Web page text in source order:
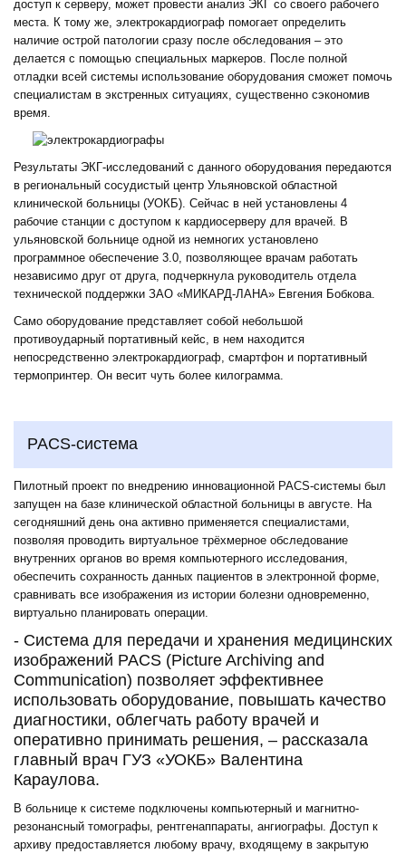
доступ к серверу, может провести анализ ЭКГ со своего рабочего
места. К тому же, электрокардиограф помогает определить
наличие острой патологии сразу после обследования – это
делается с помощью специальных маркеров. После полной
отладки всей системы использование оборудования сможет помочь
специалистам в экстренных ситуациях, существенно сэкономив
время.
Результаты ЭКГ-исследований с данного оборудования передаются
в региональный сосудистый центр Ульяновской областной
клинической больницы (УОКБ). Сейчас в ней установлены 4
рабочие станции с доступом к кардиосерверу для врачей. В
ульяновской больнице одной из немногих установлено
программное обеспечение 3.0, позволяющее врачам работать
независимо друг от друга, подчеркнула руководитель отдела
технической поддержки ЗАО «МИКАРД-ЛАНА» Евгения Бобкова.
Само оборудование представляет собой небольшой
противоударный портативный кейс, в нем находится
непосредственно электрокардиограф, смартфон и портативный
термопринтер. Он весит чуть более килограмма.
PACS-система
Пилотный проект по внедрению инновационной PACS-системы был
запущен на базе клинической областной больницы в августе. На
сегодняшний день она активно применяется специалистами,
позволяя проводить виртуальное трёхмерное обследование
внутренних органов во время компьютерного исследования,
обеспечить сохранность данных пациентов в электронной форме,
сравнивать все изображения из истории болезни одновременно,
виртуально планировать операции.
- Система для передачи и хранения медицинских
изображений PACS (Picture Archiving and
Communication) позволяет эффективнее
использовать оборудование, повышать качество
диагностики, облегчать работу врачей и
оперативно принимать решения, – рассказала
главный врач ГУЗ «УОКБ» Валентина
Караулова.
В больнице к системе подключены компьютерный и магнитно-
резонансный томографы, рентгенаппараты, ангиографы. Доступ к
архиву предоставляется любому врачу, входящему в закрытую